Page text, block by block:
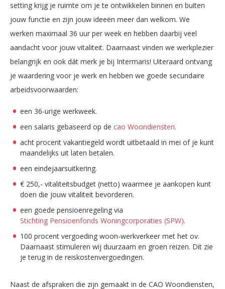
setting krijg je ruimte om je te ontwikkelen binnen en buiten
jouw functie en zijn jouw ideeën meer dan welkom. We
werken maximaal 36 uur per week en hebben daarbij veel
aandacht voor jouw vitaliteit. Daarnaast vinden we werkplezier
belangrijk en ook dát merk je bij Intermaris! Uiteraard ontvang
je waardering voor je werk en hebben we goede secundaire
arbeidsvoorwaarden:
een 36-urige werkweek.
een salaris gebaseerd op de cao Woondiensten.
acht procent vakantiegeld wordt uitbetaald in mei of je kunt
maandelijks uit laten betalen.
een eindejaarsuitkering.
€ 250,- vitaliteitsbudget (netto) waarmee je aankopen kunt
doen die jouw vitaliteit bevorderen.
een goede pensioenregeling via
Stichting Pensioenfonds Woningcorporaties (SPW).
100 procent vergoeding woon-werkverkeer met het ov.
Daarnaast stimuleren wij duurzaam en groen reizen. Dit zie
je terug in de reiskostenvergoedingen.
Naast de afspraken die zijn gemaakt in de CAO Woondiensten,